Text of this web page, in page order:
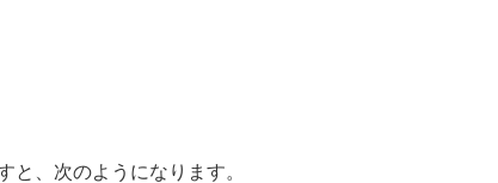
と、次のようになります。